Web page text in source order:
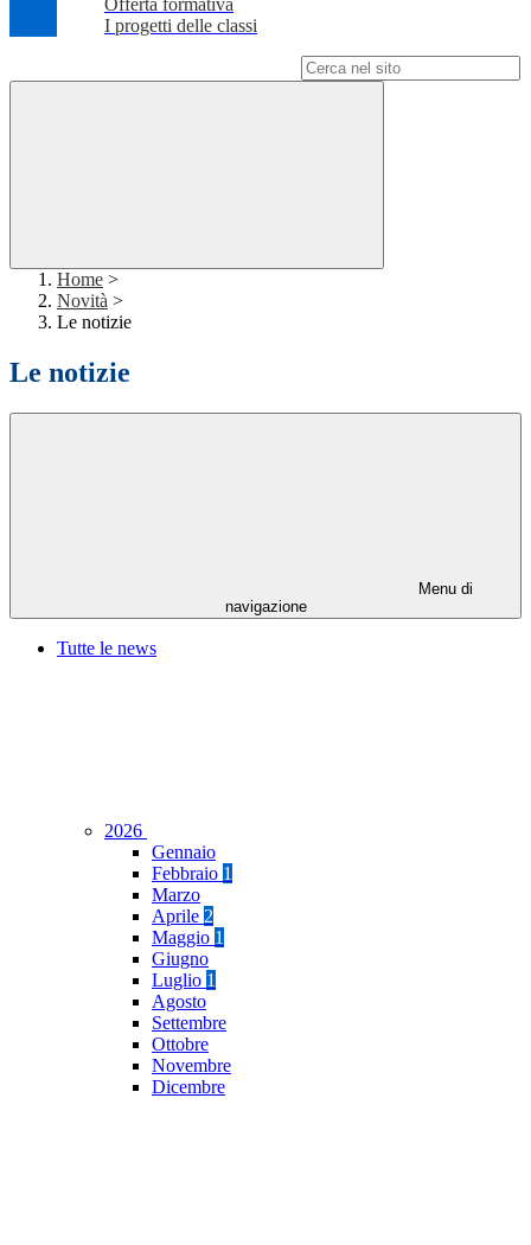
Offerta formativa
I progetti delle classi
Home >
Novità >
Le notizie
Le notizie
Menu di
navigazione
Tutte le news
2026
Gennaio
Febbraio 1
Marzo
Aprile 2
Maggio 1
Giugno
Luglio 1
Agosto
Settembre
Ottobre
Novembre
Dicembre